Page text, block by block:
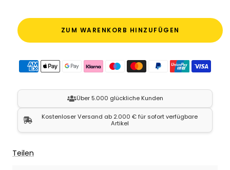
ZUM WARENKORB HINZUFÜGEN
Über 5.000 glückliche Kunden
Kostenloser Versand ab 2.000 € für sofort verfügbare
Artikel
Teilen